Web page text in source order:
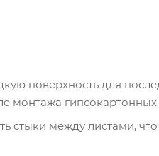
поверхность для
монтажа гипсокартонных
стыки между листами,